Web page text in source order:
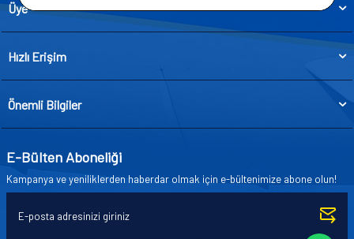
Üye
Hızlı Erişim
Önemli Bilgiler
E-Bülten Aboneliği
Kampanya ve yeniliklerden haberdar olmak için e-bültenimize abone olun!